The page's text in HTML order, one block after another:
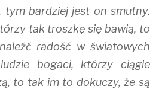
tym bardziej jest on smutny.
tak troszkę się bawią, to
radość w światowych
bogaci, którzy ciągle
to tak im to dokuczy, że są